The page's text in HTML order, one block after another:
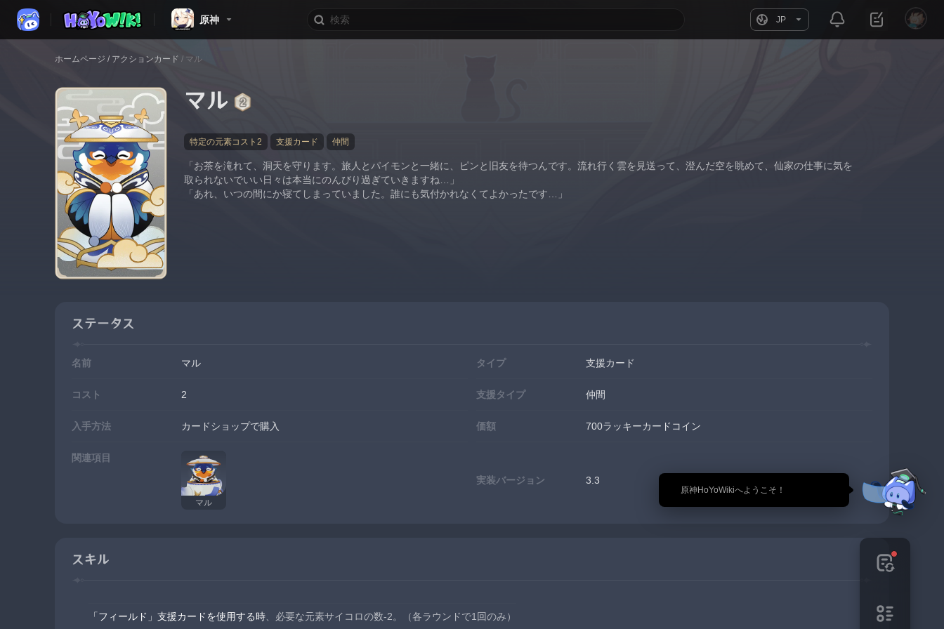
原神 JP
🎉 原神HoYoWikiへようこそ！
ホームページ / アクションカード / マル
マル
特定の元素コスト2 支援カード 仲間
「お茶を滝れて、洞天を守ります。旅人とパイモンと一緒に、ピンと旧友を待つんです。流れ行く雲を見送って、澄んだ空を眺めて、仙家の仕事に気を
取られないでいい日々は本当にのんびり過ぎていきますね…」
「あれ、いつの間にか寝てしまっていました。誰にも気付かれなくてよかったです…」
ステータス
名前 マル タイプ 支援カード
コスト 2 支援タイプ 仲間
入手方法 カードショップで購入 価額 700ラッキーカードコイン
関連項目
マル
実装バージョン 3.3
スキル
「フィールド」支援カードを使用する時 、必要な元素サイコロの数-2。（各ラウンドで1回のみ）